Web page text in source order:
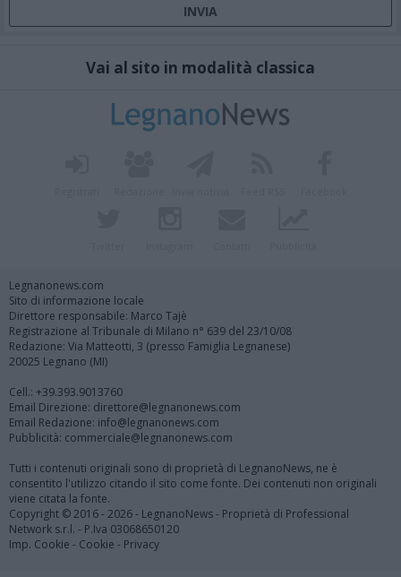
Vai al sito in modalità classica
Legnanonews.com
Sito di informazione locale
Direttore responsabile: Marco Tajè
Registrazione al Tribunale di Milano n° 639 del 23/10/08
Redazione: Via Matteotti, 3 (presso Famiglia Legnanese)
20025 Legnano (MI)
Cell.: +39.393.9013760
Email Direzione: direttore@legnanonews.com
Email Redazione: info@legnanonews.com
Pubblicità: commerciale@legnanonews.com
Tutti i contenuti originali sono di proprietà di LegnanoNews, ne è
consentito l'utilizzo citando il sito come fonte. Dei contenuti non originali
viene citata la fonte.
Copyright © 2016 - 2026 - LegnanoNews - Proprietà di Professional
Network s.r.l. - P.Iva 03068650120
Imp. Cookie - Cookie - Privacy